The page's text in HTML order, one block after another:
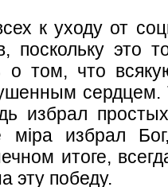
к уходу от
поскольку это
о том, что
сердцем.
избрал
мiра избрал
итоге,
эту победу.